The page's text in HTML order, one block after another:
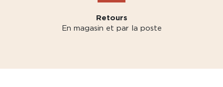
Retours
En magasin et par la poste